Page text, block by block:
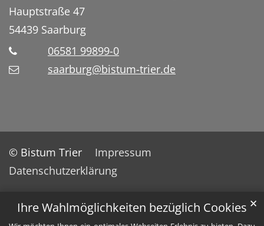
Ihre Wahlmöglichkeiten bezüglich Cookies ✕
Hauptstraße 47
54439 Saarburg
06581 99899-0
saarburg@bistum-trier.de
© Bistum Trier
Impressum
Datenschutzerklärung